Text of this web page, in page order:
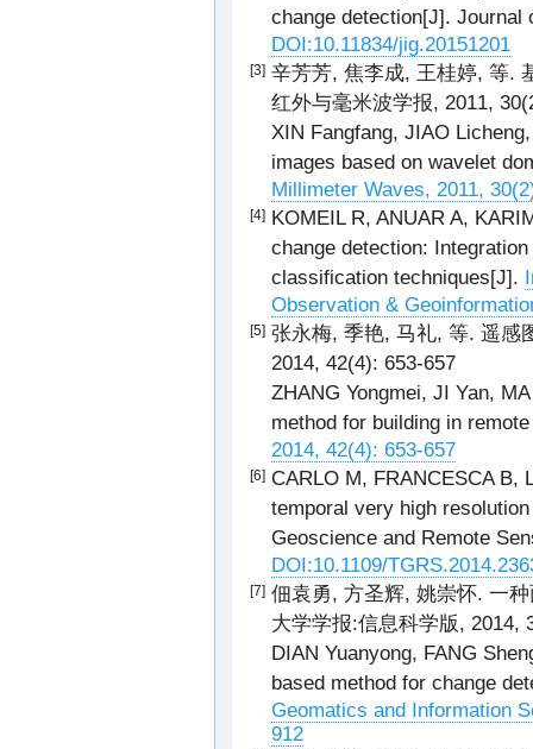
change detection[J]. Journal
DOI:10.11834/jig.20151201
[3] 辛芳芳, 焦李成, 王桂婷, 等.
红外与毫米波学报, 2011,
XIN Fangfang, JIAO
images based on wavelet
Millimeter Waves, 2011,
[4] KOMEIL R, ANUAR A,
change detection:
classification techniques[J].
Observation &
[5] 张永梅, 季艳, 马礼, 等. 遥感
2014, 42(4): 653-657
ZHANG Yongmei, JI Yan,
method for building in
2014, 42(4): 653-657
[6] CARLO M, FRANCESCA B,
temporal very high
Geoscience and Remote
DOI:10.1109/
[7] 佃袁勇, 方圣辉, 姚崇怀. 一
大学学报:信息科学版, 2014,
DIAN Yuanyong, FANG
based method for change
Geomatics and Information
912